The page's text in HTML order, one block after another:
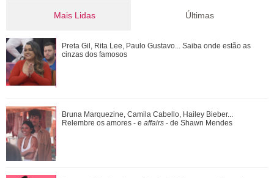
Mais Lidas
Ariana Grande anuncia pausa na carreira após críticas ao
corpo
Bruna Marquezine, Camila Cabello, Hailey Bieber...
Relembre os amores - e affairs - de Shawn ...
Últimas
Preta Gil, Rita Lee, Paulo Gustavo... Saiba onde estão as
cinzas dos famosos
Bruna Marquezine, Camila Cabello, Hailey Bieber...
Relembre os amores - e affairs - de Shawn Mendes